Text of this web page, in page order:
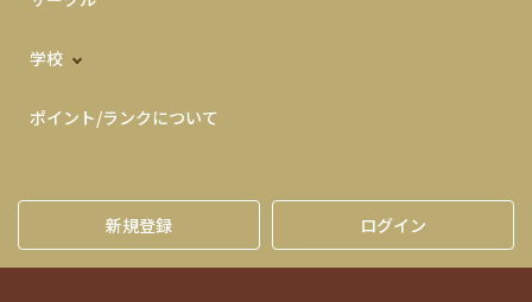
学校
ポイント/ランクについて
新規登録 ログイン